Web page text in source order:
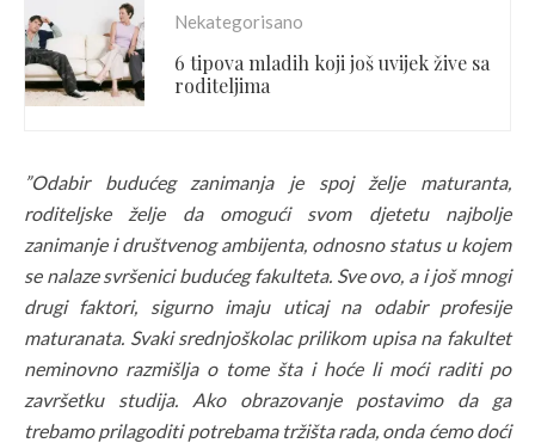
Nekategorisano
6 tipova mladih koji još uvijek žive sa
roditeljima
”Odabir budućeg zanimanja je spoj želje maturanta,
roditeljske želje da omogući svom djetetu najbolje
zanimanje i društvenog ambijenta, odnosno status u kojem
se nalaze svršenici budućeg fakulteta. Sve ovo, a i još mnogi
drugi faktori, sigurno imaju uticaj na odabir profesije
maturanata. Svaki srednjoškolac prilikom upisa na fakultet
neminovno razmišlja o tome šta i hoće li moći raditi po
završetku studija. Ako obrazovanje postavimo da ga
trebamo prilagoditi potrebama tržišta rada, onda ćemo doći